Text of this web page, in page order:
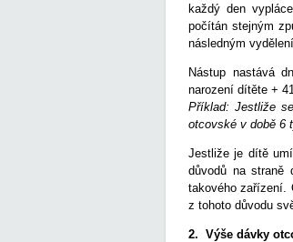
každý den
počítán stejným
následným
Nástup nastává
narození dítěte +
Příklad: Jestliže
otcovské v době 6
Jestliže je dítě
důvodů na straně
takového zařízení.
z tohoto důvodu
2. Výše dávky